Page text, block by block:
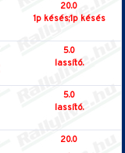
20.0
1p késés;1p késés
5.0
lassító.
5.0
lassító.
20.0